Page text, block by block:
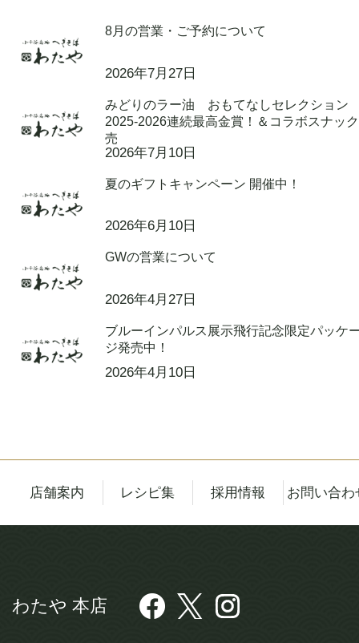
8月の営業・ご予約について
2026年7月27日
みどりのラー油 おもてなしセレクション
2025-2026連続最高金賞！＆コラボスナッ
売
2026年7月10日
夏のギフトキャンペーン 開催中！
2026年6月10日
GWの営業について
2026年4月27日
ブルーインパルス展示飛行記念限定パッケ
ジ発売中！
2026年4月10日
店舗案内 レシピ集 採用情報 お問い合わ
わたや 本店